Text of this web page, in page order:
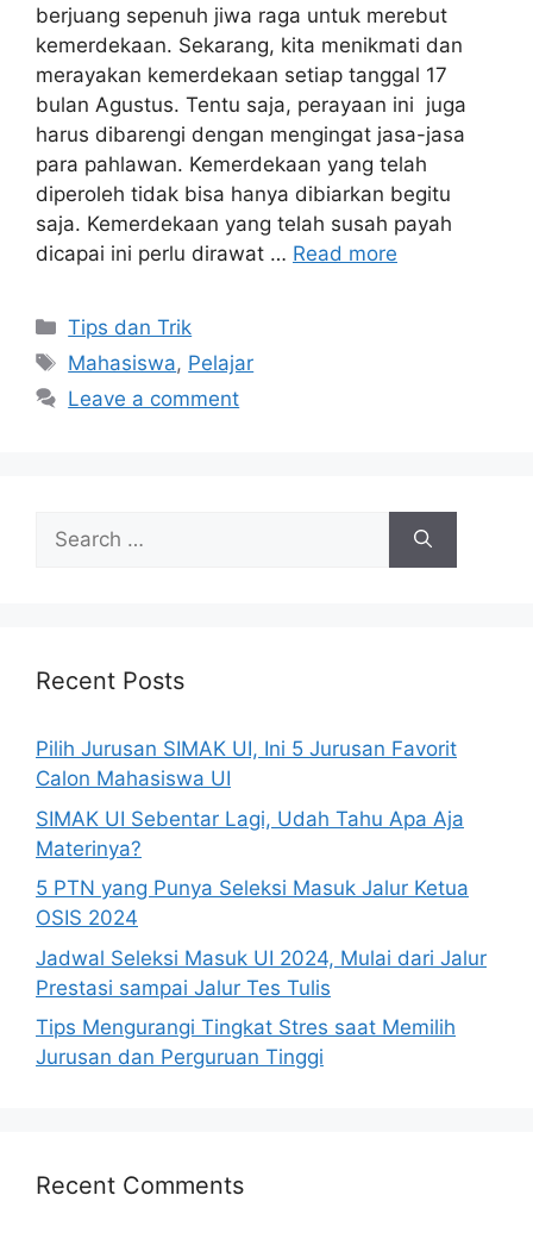
berjuang sepenuh jiwa raga untuk merebut
kemerdekaan. Sekarang, kita menikmati dan
merayakan kemerdekaan setiap tanggal 17
bulan Agustus. Tentu saja, perayaan ini juga
harus dibarengi dengan mengingat jasa-jasa
para pahlawan. Kemerdekaan yang telah
diperoleh tidak bisa hanya dibiarkan begitu
saja. Kemerdekaan yang telah susah payah
dicapai ini perlu dirawat … Read more
Tips dan Trik
Mahasiswa, Pelajar
Leave a comment
Recent Posts
Pilih Jurusan SIMAK UI, Ini 5 Jurusan Favorit
Calon Mahasiswa UI
SIMAK UI Sebentar Lagi, Udah Tahu Apa Aja
Materinya?
5 PTN yang Punya Seleksi Masuk Jalur Ketua
OSIS 2024
Jadwal Seleksi Masuk UI 2024, Mulai dari Jalur
Prestasi sampai Jalur Tes Tulis
Tips Mengurangi Tingkat Stres saat Memilih
Jurusan dan Perguruan Tinggi
Recent Comments